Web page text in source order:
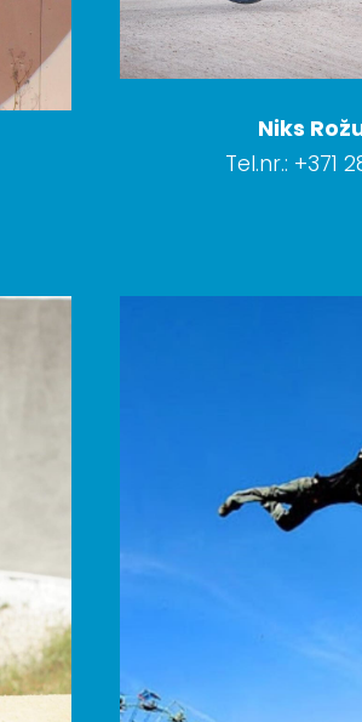
Niks
Tel.nr.: +371